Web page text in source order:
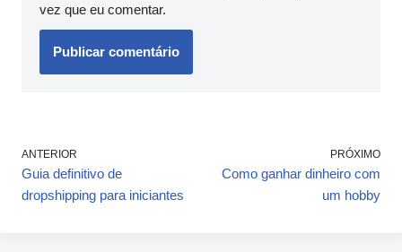
vez que eu comentar.
ANTERIOR
Guia definitivo de
dropshipping para iniciantes
PRÓXIMO
Como ganhar dinheiro com
um hobby